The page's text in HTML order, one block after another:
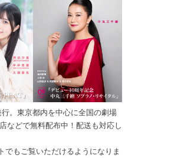
。東京都内を中心に全国の劇場
などで無料配布中！配送も対応し
でもご覧いただけるようになりま